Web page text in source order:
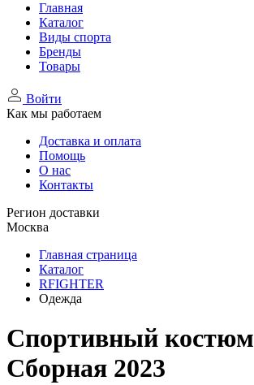
Главная
Каталог
Виды спорта
Бренды
Товары
Войти
Как мы работаем
Доставка и оплата
Помощь
О нас
Контакты
Регион доставки
Москва
Главная страница
Каталог
RFIGHTER
Одежда
Спортивный костюм
Сборная 2023